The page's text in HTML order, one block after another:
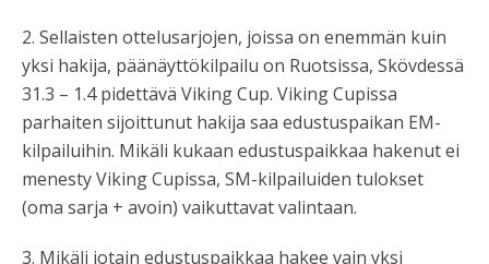
2. Sellaisten ottelusarjojen, joissa on enemmän kuin
yksi hakija, päänäyttökilpailu on Ruotsissa, Skövdessä
31.3 – 1.4 pidettävä Viking Cup. Viking Cupissa
parhaiten sijoittunut hakija saa edustuspaikan EM-
kilpailuihin. Mikäli kukaan edustuspaikkaa hakenut ei
menesty Viking Cupissa, SM-kilpailuiden tulokset
(oma sarja + avoin) vaikuttavat valintaan.
3. Mikäli jotain edustuspaikkaa hakee vain yksi